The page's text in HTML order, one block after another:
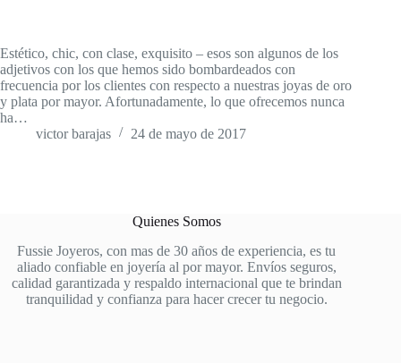
Estético, chic, con clase, exquisito – esos son algunos de los
adjetivos con los que hemos sido bombardeados con
frecuencia por los clientes con respecto a nuestras joyas de oro
y plata por mayor. Afortunadamente, lo que ofrecemos nunca
ha…
victor barajas
24 de mayo de 2017
Quienes Somos
Fussie Joyeros, con mas de 30 años de experiencia, es tu
aliado confiable en joyería al por mayor. Envíos seguros,
calidad garantizada y respaldo internacional que te brindan
tranquilidad y confianza para hacer crecer tu negocio.